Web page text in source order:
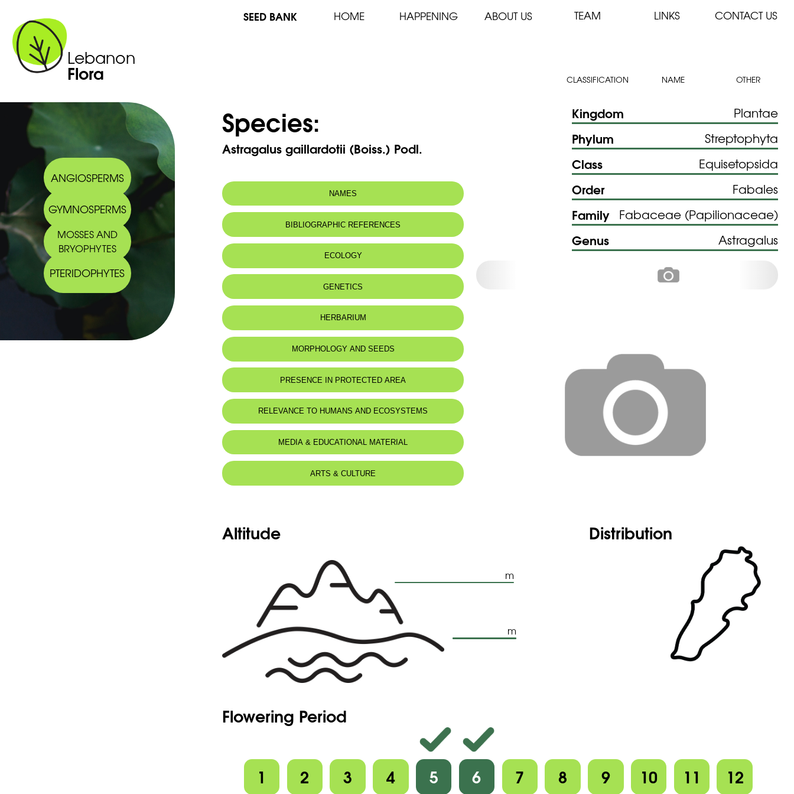
Lebanon
Flora
SEED BANK HOME HAPPENING ABOUT US TEAM LINKS CONTACT US
CLASSIFICATION NAME OTHER
ANGIOSPERMS
GYMNOSPERMS
MOSSES AND
BRYOPHYTES
PTERIDOPHYTES
Species:
Astragalus gaillardotii (Boiss.) Podl.
NAMES
BIBLIOGRAPHIC REFERENCES
ECOLOGY
Lebanon and Syria
Habitat : Vignes et lieux herbus.
GENETICS
HERBARIUM
MORPHOLOGY AND SEEDS
Botanic Description
-Sous-arbrisseau à tiges peu élevées et feuilles longues, pouvant
atteindre 20-40 cm.
-Stipules triangulaires à la base, acuminées, ciliées.
paires de folioles écartées, rigides, apprimées-pubescentes, ovées-
-Fascicules axillaires formant des masses florales ovées à longuement
cylindriques.
-Bractées étroitement linéaires, acuminées, pliées, apprimées-hispides
au sommet, dépassant le tube du calice.
-Celui-ci blanc, hispide, à dents recourbées, flexueuses, égalant le
tube.
PRESENCE IN PROTECTED AREA
RELEVANCE TO HUMANS AND ECOSYSTEMS
Food for animals :Mustela nivalis
MEDIA & EDUCATIONAL MATERIAL
ARTS & CULTURE
Kingdom Plantae
Phylum Streptophyta
Class Equisetopsida
Order Fabales
Family Fabaceae (Papilionaceae)
Genus Astragalus
Altitude
m
m
Distribution
Flowering Period
1 2 3 4 5 6 7 8 9 10 11 12